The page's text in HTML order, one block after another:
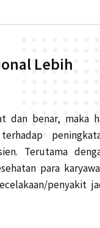
Lebih
dan benar, maka
Terutama
para
penyakit